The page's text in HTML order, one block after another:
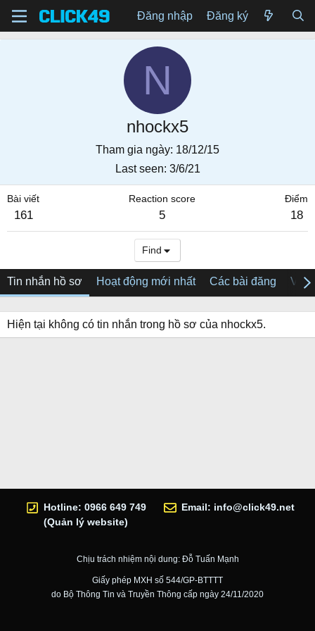
Đăng nhập Đăng ký
N
nhockx5
Tham gia ngày 18/12/15
Last seen 3/6/21
Bài viết
161
Reaction score
5
Điểm
18
Find
Tin nhắn hồ sơ Hoạt động mới nhất Các bài đăng Về
Hiện tại không có tin nhắn trong hồ sơ của nhockx5.
Hotline: 0966 649 749
(Quản lý website)
Email: info@click49.net
Chịu trách nhiệm nội dung: Đỗ Tuấn Mạnh
Giấy phép MXH số 544/GP-BTTTT
do Bộ Thông Tin và Truyền Thông cấp ngày 24/11/2020